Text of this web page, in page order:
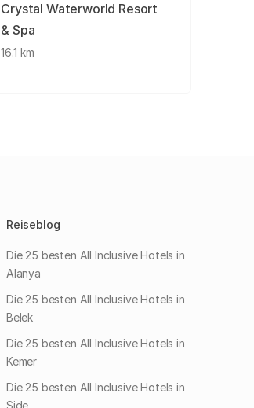
Crystal Waterworld Resort
& Spa
16.1 km
Reiseblog
Die 25 besten All Inclusive Hotels in
Alanya
Die 25 besten All Inclusive Hotels in
Belek
Die 25 besten All Inclusive Hotels in
Kemer
Die 25 besten All Inclusive Hotels in
Side